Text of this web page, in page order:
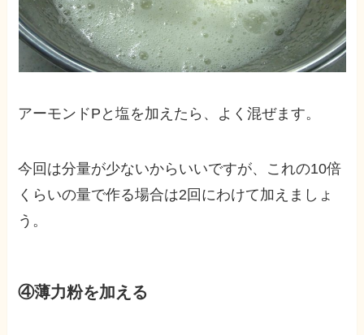
アーモンドPと塩を加えたら、よく混ぜます。
今回は分量が少ないからいいですが、これの10倍
くらいの量で作る場合は2回にわけて加えましょ
う。
④薄力粉を加える